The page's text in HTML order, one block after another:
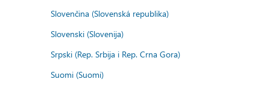
Slovenčina (Slovenská republika)
Slovenski (Slovenija)
Srpski (Rep. Srbija i Rep. Crna Gora)
Suomi (Suomi)